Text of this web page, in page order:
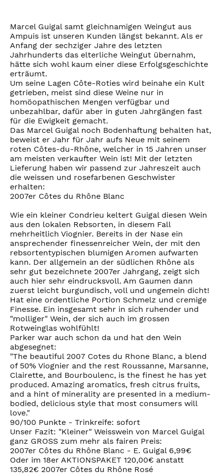
Marcel Guigal samt gleichnamigen Weingut aus
Ampuis ist unseren Kunden längst bekannt. Als er
Anfang der sechziger Jahre des letzten
Jahrhunderts das elterliche Weingut übernahm,
hätte sich wohl kaum einer diese Erfolgsgeschichte
erträumt.
Um seine Lagen Côte-Roties wird beinahe ein Kult
getrieben, meist sind diese Weine nur in
homöopathischen Mengen verfügbar und
unbezahlbar, dafür aber in guten Jahrgängen fast
für die Ewigkeit gemacht.
Das Marcel Guigal noch Bodenhaftung behalten hat,
beweist er Jahr für Jahr aufs Neue mit seinem
roten Côtes-du-Rhône, welcher in 15 Jahren unser
am meisten verkaufter Wein ist! Mit der letzten
Lieferung haben wir passend zur Jahreszeit auch
die weissen und rosefarbenen Geschwister
erhalten:
2007er Côtes du Rhône Blanc
Wie ein kleiner Condrieu keltert Guigal diesen Wein
aus den lokalen Rebsorten, in diesem Fall
mehrheitlich Viognier. Bereits in der Nase ein
ansprechender finessenreicher Wein, der mit den
rebsortentypischen blumigen Aromen aufwarten
kann. Der allgemein an der südlichen Rhône als
sehr gut bezeichnete 2007er Jahrgang, zeigt sich
auch hier sehr eindrucksvoll. Am Gaumen dann
zuerst leicht burgundisch, voll und ungemein dicht!
Hat eine ordentliche Portion Schmelz und cremige
Finesse. Ein insgesamt sehr in sich ruhender und
"molliger" Wein, der sich auch im grossen
Rotweinglas wohlfühlt!
Parker war auch schon da und hat den Wein
abgesegnet:
"The beautiful 2007 Cotes du Rhone Blanc, a blend
of 50% Viognier and the rest Roussanne, Marsanne,
Clairette, and Bourboulenc, is the finest he has yet
produced. Amazing aromatics, fresh citrus fruits,
and a hint of minerality are presented in a medium-
bodied, delicious style that most consumers will
love."
90/100 Punkte - Trinkreife: sofort
Unser Fazit: "Kleiner" Weisswein von Marcel Guigal
ganz GROSS zum mehr als fairen Preis:
2007er Côtes du Rhône Blanc - E. Guigal 6,99€
Oder im 18er AKTIONSPAKET 120,00€ anstatt
135,82€ 2007er Côtes du Rhône Rosé